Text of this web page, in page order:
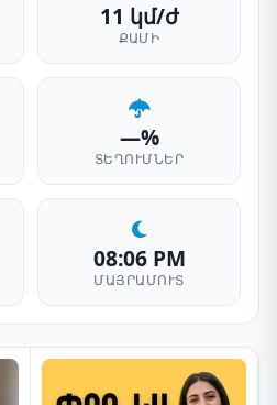
11 կմ/ժ
ՔԱՄԻ
—%
ՏԵՂՈՒՄՆԵՐ
08:06 PM
ՄԱՅՐԱՄՈՒՏ